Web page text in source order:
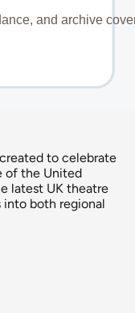
to celebrate
of the United
latest UK theatre
into both regional